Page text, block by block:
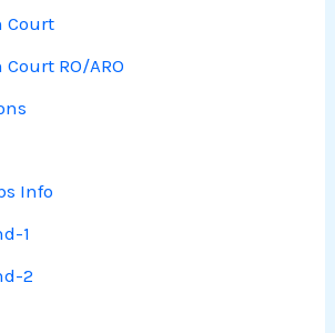
Court
RO/ARO
Info
1
2